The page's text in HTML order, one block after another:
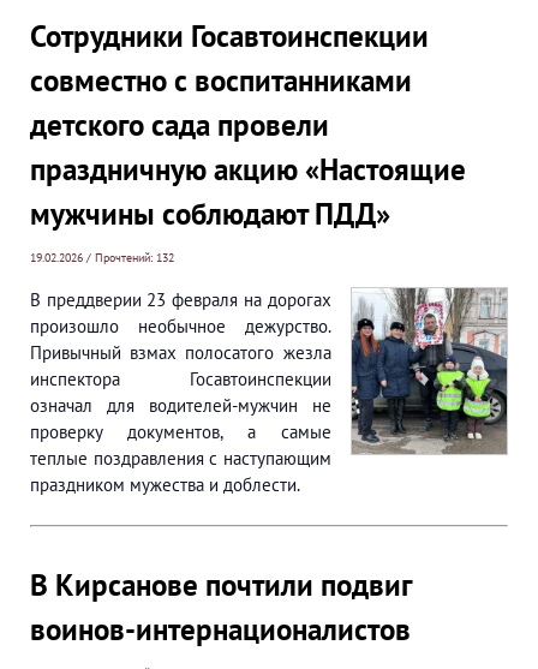
Сотрудники Госавтоинспекции
совместно с воспитанниками
детского сада провели
праздничную акцию «Настоящие
мужчины соблюдают ПДД»
19.02.2026 / Прочтений: 132
В преддверии 23 февраля на дорогах
произошло необычное дежурство.
Привычный взмах полосатого жезла
инспектора Госавтоинспекции
означал для водителей-мужчин не
проверку документов, а самые
теплые поздравления с наступающим
праздником мужества и доблести.
В Кирсанове почтили подвиг
воинов-интернационалистов